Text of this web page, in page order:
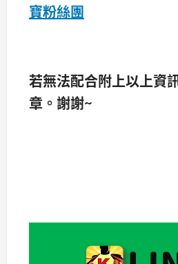
寶粉絲團
若無法配合附上以上資
章。​謝謝~